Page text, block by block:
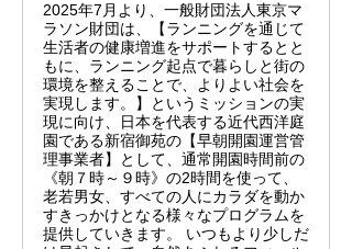
2025年7月より、一般財団法人東京マ
ラソン財団は、【ランニングを通じて
生活者の健康増進をサポートするとと
もに、ランニング起点で暮らしと街の
環境を整えることで、よりよい社会を
実現します。】というミッションの実
現に向け、日本を代表する近代西洋庭
園である新宿御苑の【早朝開園運営管
理事業者】として、通常開園時間前の
《朝７時～９時》の2時間を使って、
老若男女、すべての人にカラダを動か
すきっかけとなる様々なプログラムを
提供していきます。 いつもより少しだ